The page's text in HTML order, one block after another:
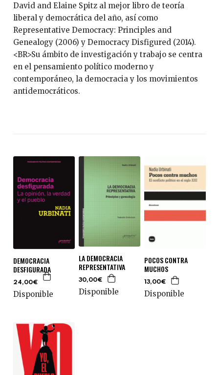
David and Elaine Spitz al mejor libro de teoría
liberal y democrática del año, así como
Representative Democracy: Principles and
Genealogy (2006) y Democracy Disfigured (2014).
<BR>Su ámbito de investigación y trabajo se centra
en el pensamiento político moderno y
contemporáneo, la democracia y los movimientos
antidemocráticos.
DEMOCRACIA
DESFIGURADA
24,00€
Disponible
LA DEMOCRACIA
REPRESENTATIVA
30,00€
Disponible
POCOS CONTRA
MUCHOS
13,00€
Disponible